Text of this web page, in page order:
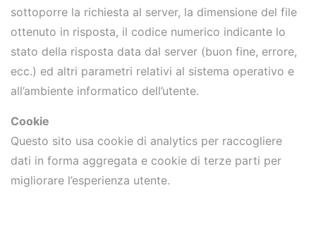
sottoporre la richiesta al server, la dimensione del file
ottenuto in risposta, il codice numerico indicante lo
stato della risposta data dal server (buon fine, errore,
ecc.) ed altri parametri relativi al sistema operativo e
all’ambiente informatico dell’utente.
Cookie
Questo sito usa cookie di analytics per raccogliere
dati in forma aggregata e cookie di terze parti per
migliorare l’esperienza utente.